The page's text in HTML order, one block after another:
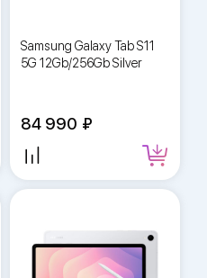
Samsung Galaxy Tab S11
5G 12Gb/256Gb Silver
84 990